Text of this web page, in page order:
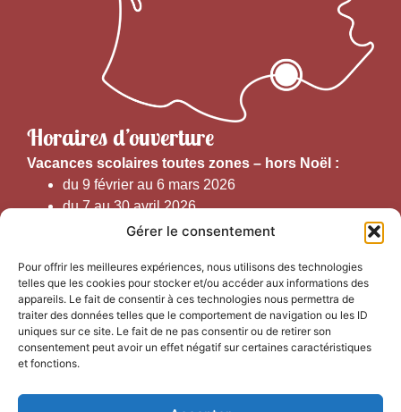
Gérer le consentement
Pour offrir les meilleures expériences, nous utilisons des technologies
telles que les cookies pour stocker et/ou accéder aux informations des
appareils. Le fait de consentir à ces technologies nous permettra de
traiter des données telles que le comportement de navigation ou les ID
uniques sur ce site. Le fait de ne pas consentir ou de retirer son
consentement peut avoir un effet négatif sur certaines caractéristiques
et fonctions.
Horaires d’ouverture
Vacances scolaires toutes zones – hors Noël :
du 9 février au 6 mars 2026
du 7 au 30 avril 2026
du 1er juin au 30 septembre 2026
Horaires d’ouverture au public :
Du 1er septembre au 30 juin 2026 (hors juillet et août)
du lundi au vendredi de 9h50 à 12h30 et de